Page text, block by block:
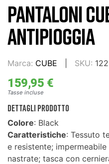
PANTALONI
ANTIPIOGGIA
Marca: CUBE SKU:
159,95 €
Tasse incluse
DETTAGLI PRODOTTO
Colore: Black
Caratteristiche: Tessuto
e resistente;
nastrate; tasca con